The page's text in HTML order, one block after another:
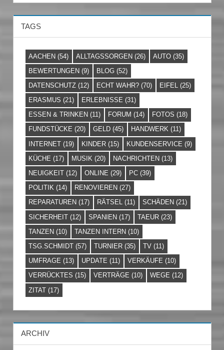
TAGS
AACHEN (54) ALLTAGSSORGEN (26) AUTO (35)
BEWERTUNGEN (9) BLOG (52)
DATENSCHUTZ (12) ECHT WAHR? (70) EIFEL
(25)
ERASMUS (21) ERLEBNISSE (31)
ESSEN & TRINKEN (11) FORUM (14) FOTOS (18)
FUNDSTÜCKE (20) GELD (45) HANDWERK (11)
INTERNET (19) KINDER (15) KUNDENSERVICE (9)
KÜCHE (17) MUSIK (20) NACHRICHTEN (13)
NEUIGKEIT (12) ONLINE (29) PC (39)
POLITIK (14) RENOVIEREN (27)
REPARATUREN (17) RÄTSEL (11) SCHÄDEN (21)
SICHERHEIT (12) SPANIEN (17) TAEUR (23)
TANZEN (10) TANZEN INTERN (10)
TSG.SCHMIDT (57) TURNIER (35) TV (11)
UMFRAGE (13) UPDATE (11) VERKÄUFE (10)
VERRÜCKTES (15) VERTRÄGE (10) WEGE (12)
ZITAT (17)
ARCHIV